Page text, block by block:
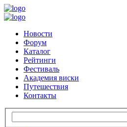
Новости
Форум
Каталог
Рейтинги
Фестиваль
Академия виски
Путешествия
Контакты